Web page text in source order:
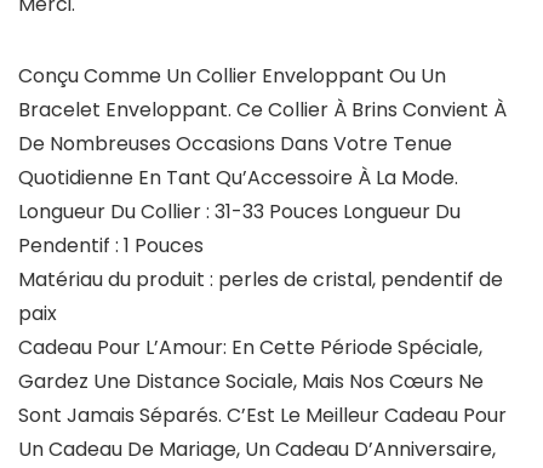
Conçu Comme Un Collier Enveloppant Ou Un
Bracelet Enveloppant. Ce Collier À Brins Convient À
De Nombreuses Occasions Dans Votre Tenue
Quotidienne En Tant Qu’Accessoire À La Mode.
Longueur Du Collier : 31-33 Pouces Longueur Du
Pendentif : 1 Pouces
Matériau du produit : perles de cristal, pendentif de
paix
Cadeau Pour L’Amour: En Cette Période Spéciale,
Gardez Une Distance Sociale, Mais Nos Cœurs Ne
Sont Jamais Séparés. C’Est Le Meilleur Cadeau Pour
Un Cadeau De Mariage, Un Cadeau D’Anniversaire,